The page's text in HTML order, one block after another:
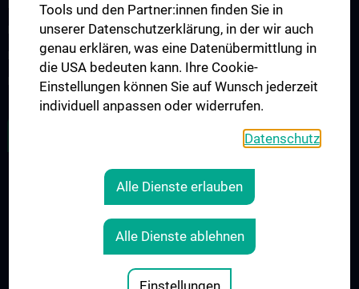
Forschung Gefäßchirurgie
Forschung Transplantation
Preise und Auszeichnungen
Researcher of the month
COOKIE-EINSTELLUNGEN
Tools und den Partner:innen finden Sie in
unserer Datenschutzerklärung, in der wir auch
genau erklären, was eine Datenübermittlung in
die USA bedeuten kann. Ihre Cookie-
Einstellungen können Sie auf Wunsch jederzeit
individuell anpassen oder widerrufen.
Datenschutz
Alle Dienste erlauben
Alle Dienste ablehnen
Einstellungen